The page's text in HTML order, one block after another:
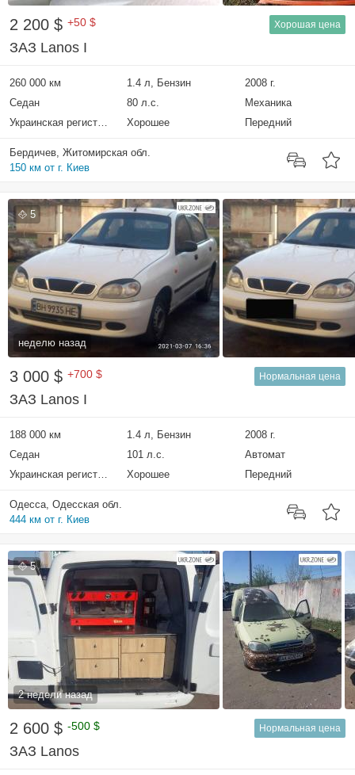
2 200 $ +50 $ Хорошая цена
ЗАЗ Lanos I
260 000 км 1.4 л, Бензин
2008 г.
Седан
80 л.с.
Механика
Украинская регистрация
Хорошее Передний
Бердичев, Житомирская обл.
150 км от г. Киев
5
неделю назад
3 000 $ +700 $ Нормальная цена
ЗАЗ Lanos I
188 000 км 1.4 л, Бензин
2008 г.
Седан
101 л.с.
Автомат
Украинская регистрация
Хорошее Передний
Одесса, Одесская обл.
444 км от г. Киев
5
2 недели назад
2 600 $ -500 $ Нормальная цена
ЗАЗ Lanos